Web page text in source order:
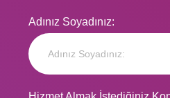
Adınız Soyadınız: